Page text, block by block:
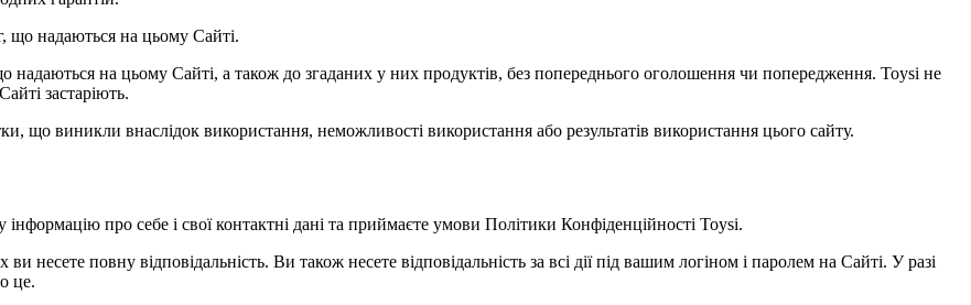
що надаються на цьому Сайті.
надаються на цьому Сайті, а також до згаданих у них продуктів, без попереднього оголошення чи попередження. Toysi не
застаріють.
що виникли внаслідок використання, неможливості використання або результатів використання цього сайту.
про себе і свої контактні дані та приймаєте умови Політики Конфіденційності Toysi.
ви несете повну відповідальність. Ви також несете відповідальність за всі дії під вашим логіном і паролем на Сайті. У разі
це.